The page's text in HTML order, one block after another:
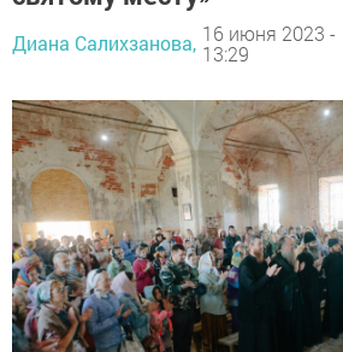
Диана Салихзанова, 16 июня 2023 -
13:29